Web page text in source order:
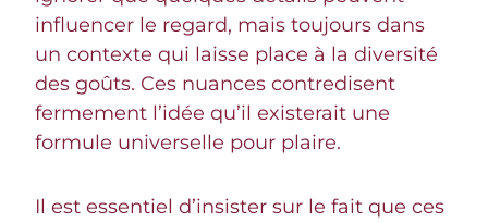
influencer le regard, mais toujours dans
un contexte qui laisse place à la diversité
des goûts. Ces nuances contredisent
fermement l’idée qu’il existerait une
formule universelle pour plaire.
Il est essentiel d’insister sur le fait que ces